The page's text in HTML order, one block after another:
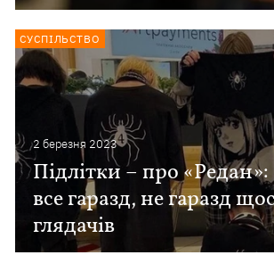
2 березня 2023
Підлітки – про «Редан»:
все гаразд, не гаразд
глядачів
СУСПІЛЬСТВО